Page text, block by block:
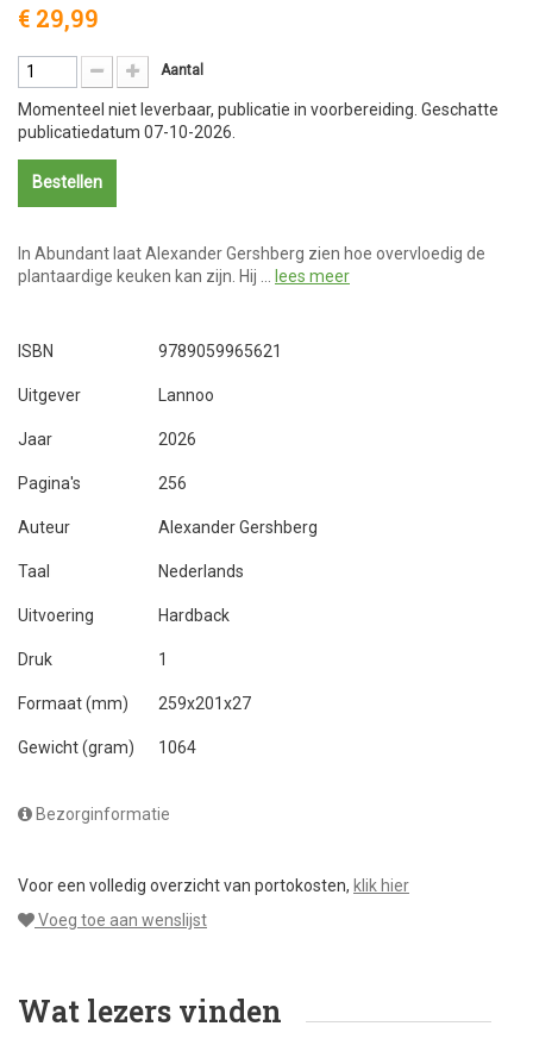
€ 29,99
Aantal
Momenteel niet leverbaar, publicatie in voorbereiding. Geschatte
publicatiedatum 07-10-2026.
Bestellen
In Abundant laat Alexander Gershberg zien hoe overvloedig de
plantaardige keuken kan zijn. Hij … lees meer
ISBN 9789059965621
Uitgever Lannoo
Jaar 2026
Pagina's 256
Auteur Alexander Gershberg
Taal Nederlands
Uitvoering Hardback
Druk 1
Formaat (mm) 259x201x27
Gewicht (gram) 1064
Bezorginformatie
Voor een volledig overzicht van portokosten, klik hier
Voeg toe aan wenslijst
Wat lezers vinden